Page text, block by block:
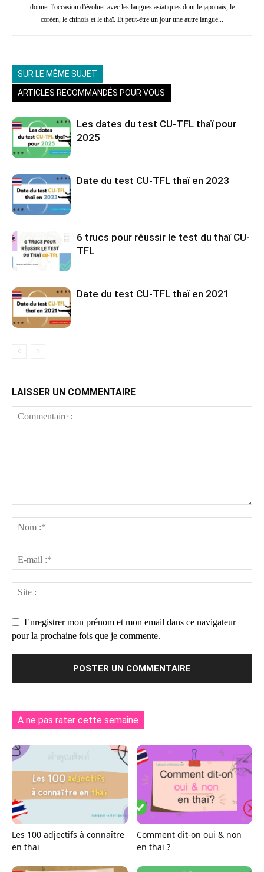
donner l'occasion d'évoluer avec les langues asiatiques dont le japonais, le
coréen, le chinois et le thaï. Et peut-être un jour une autre langue...
SUR LE MÊME SUJET
ARTICLES RECOMMANDÉS POUR VOUS
Les dates du test CU-TFL thaï pour
2025
Date du test CU-TFL thaï en 2023
6 trucs pour réussir le test du thaï CU-
TFL
Date du test CU-TFL thaï en 2021
LAISSER UN COMMENTAIRE
Enregistrer mon prénom et mon email dans ce navigateur
pour la prochaine fois que je commente.
A ne pas rater cette semaine
Les 100 adjectifs à connaître
en thaï
Comment dit-on oui & non
en thaï ?